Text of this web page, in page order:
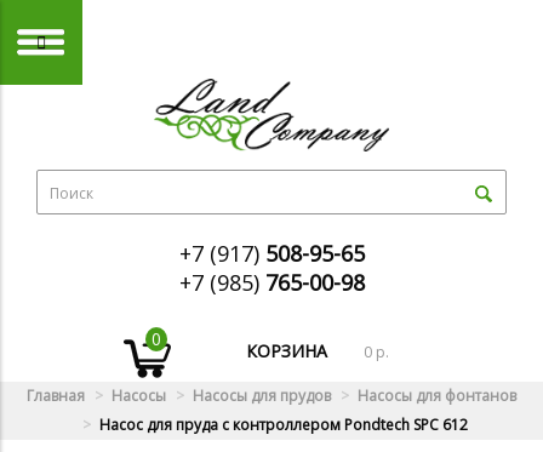
+7 (917) 508-95-65
+7 (985) 765-00-98
0
КОРЗИНА 0 р.
Главная Насосы Насосы для прудов
Насосы для фонтанов
Насос для пруда с контроллером Pondtech SPC 612